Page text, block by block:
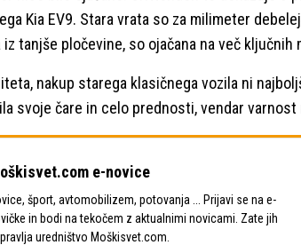
Kia EV9. Stara vrata so za milimeter
tanjše pločevine, so ojačana na več ključnih
nakup starega klasičnega vozila ni
svoje čare in celo prednosti, vendar varnost
e-novice
šport, avtomobilizem, potovanja ... Prijavi se na e-
in bodi na tekočem z aktualnimi novicami. Zate jih
uredništvo Moškisvet.com.